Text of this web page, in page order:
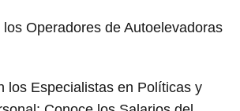
Operadores de Autoelevadoras
los Especialistas en Políticas y